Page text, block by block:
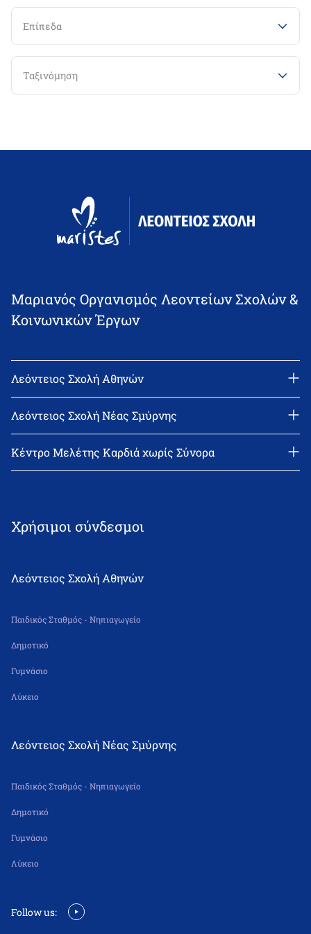
Επίπεδα
Ταξινόμηση
Μαριανός Οργανισμός Λεοντείων Σχολών &
Κοινωνικών Έργων
Λεόντειος Σχολή Αθηνών
email: l_leonin@leonteiosedu.gr
Λεόντειος Σχολή Νέας Σμύρνης
email: info@leonteiosns.gr
Κέντρο Μελέτης Καρδιά χωρίς Σύνορα
Χρήσιμοι σύνδεσμοι
Λεόντειος Σχολή Αθηνών
Παιδικός Σταθμός - Νηπιαγωγείο
Δημοτικό
Γυμνάσιο
Λύκειο
Λεόντειος Σχολή Νέας Σμύρνης
Παιδικός Σταθμός - Νηπιαγωγείο
Δημοτικό
Γυμνάσιο
Λύκειο
Follow us: